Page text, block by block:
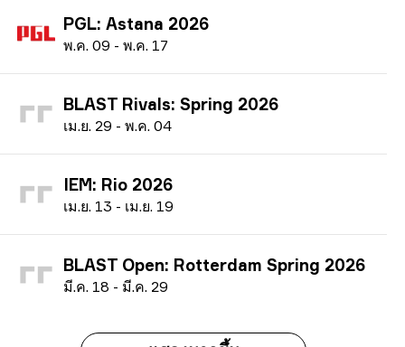
PGL: Astana 2026
พ.ค. 09 - พ.ค. 17
BLAST Rivals: Spring 2026
เม.ย. 29 - พ.ค. 04
IEM: Rio 2026
เม.ย. 13 - เม.ย. 19
BLAST Open: Rotterdam Spring 2026
มี.ค. 18 - มี.ค. 29